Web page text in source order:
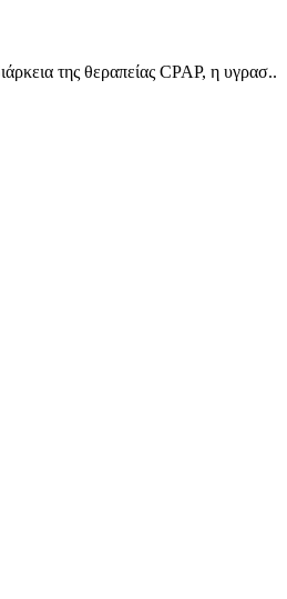
της θεραπείας CPAP, η υγρασ..